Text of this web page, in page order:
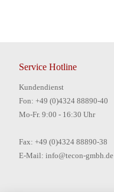
Service Hotline
Kundendienst
Fon: +49 (0)4324 88890-40
Mo-Fr. 9:00 - 16:30 Uhr
Fax: +49 (0)4324 88890-38
E-Mail: info@tecon-gmbh.de